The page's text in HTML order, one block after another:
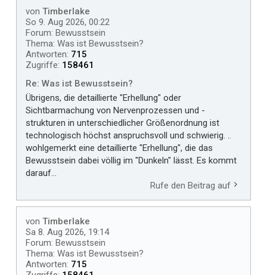
von Timberlake
So 9. Aug 2026, 00:22
Forum: Bewusstsein
Thema: Was ist Bewusstsein?
Antworten: 715
Zugriffe: 158461
Re: Was ist Bewusstsein?
Übrigens, die detaillierte "Erhellung" oder
Sichtbarmachung von Nervenprozessen und -
strukturen in unterschiedlicher Größenordnung ist
technologisch höchst anspruchsvoll und schwierig. ..
wohlgemerkt eine detaillierte "Erhellung", die das
Bewusstsein dabei völlig im "Dunkeln" lässt. Es kommt
darauf...
Rufe den Beitrag auf
von Timberlake
Sa 8. Aug 2026, 19:14
Forum: Bewusstsein
Thema: Was ist Bewusstsein?
Antworten: 715